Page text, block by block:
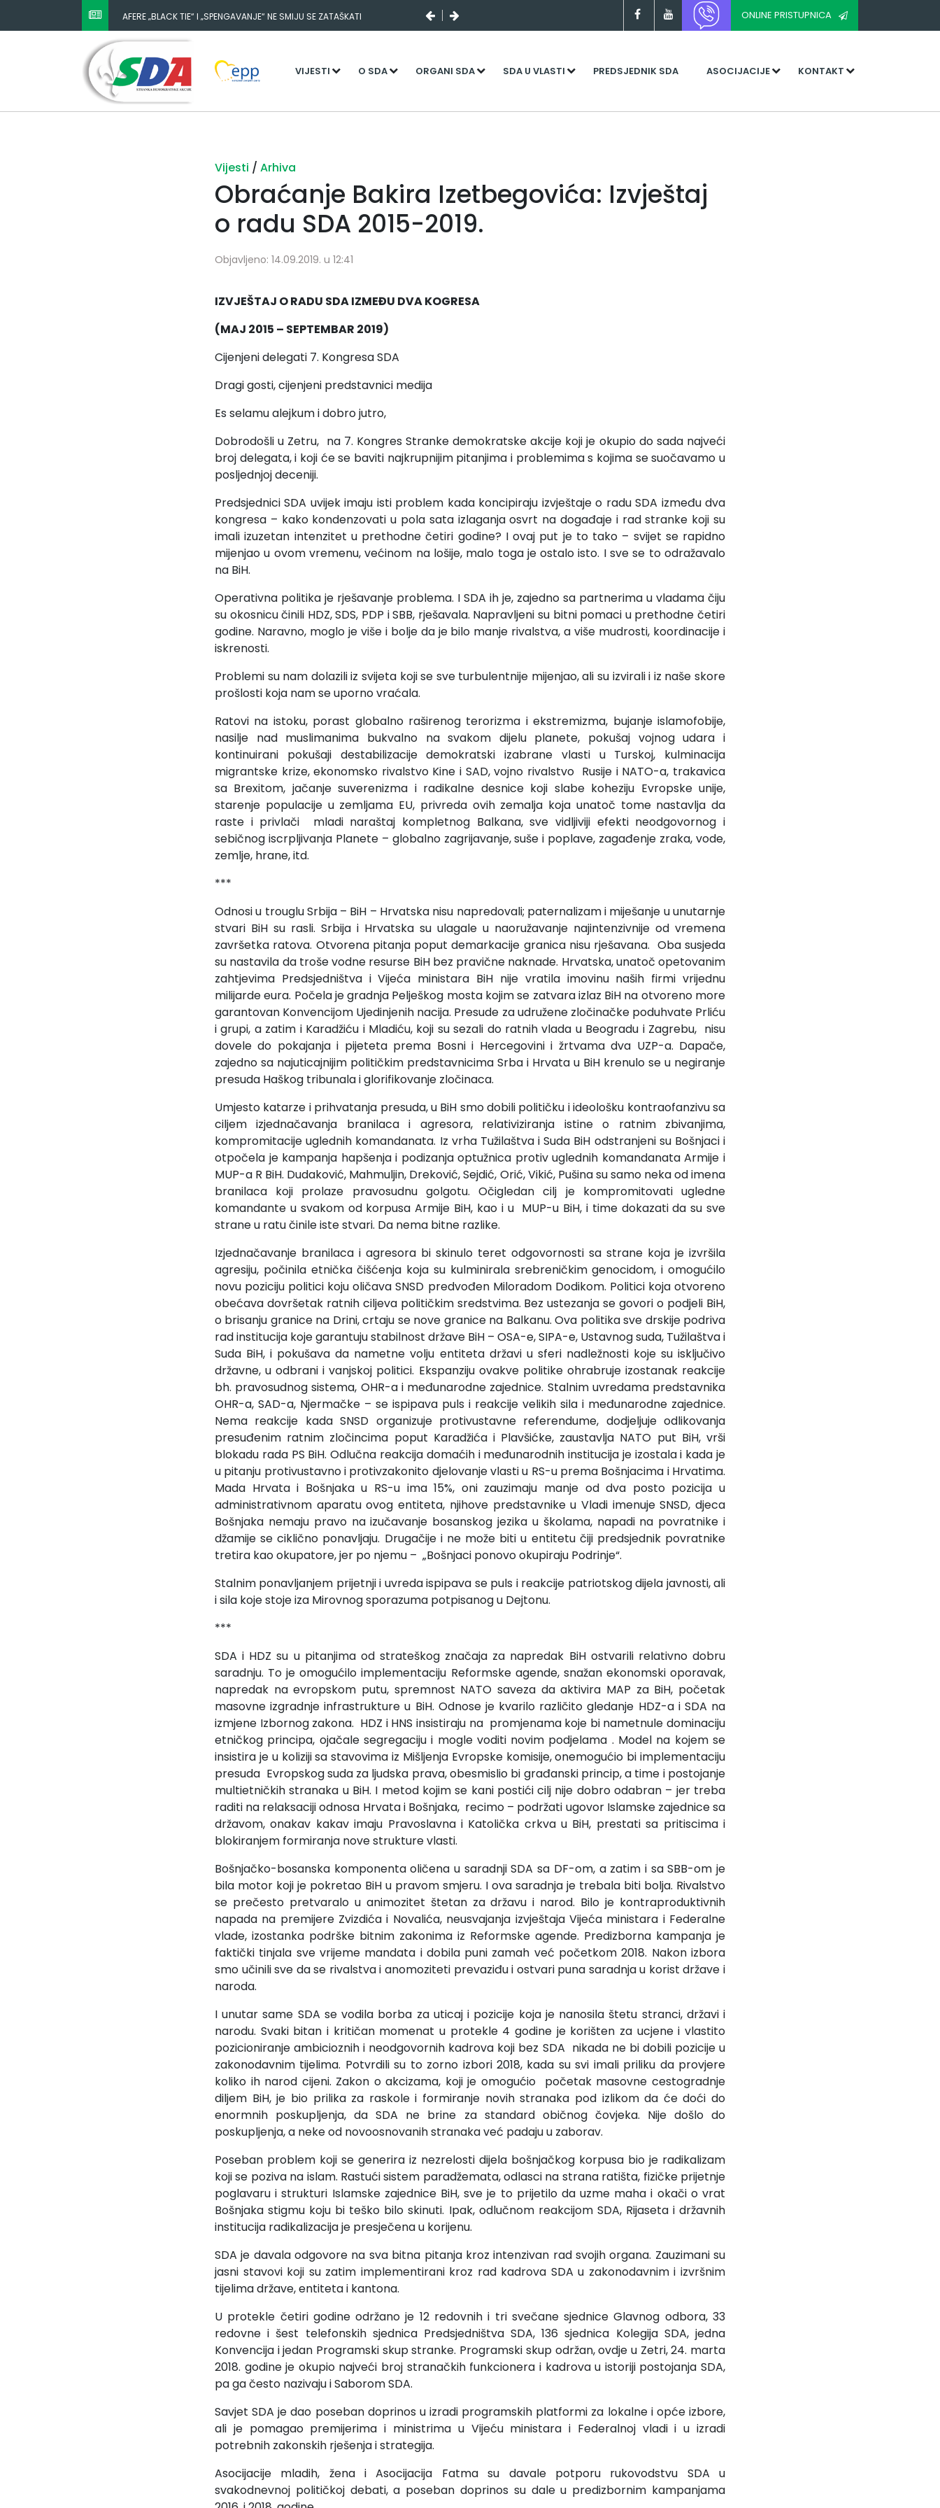
AFERE „BLACK TIE“ I „SPENGAVANJE“ NE SMIJU SE ZATAŠKATI ONLINE PRISTUPNICA
VIJESTI O SDA ORGANI SDA SDA U VLASTI PREDSJEDNIK SDA ASOCIJACIJE KONTAKT
Vijesti / Arhiva
Obraćanje Bakira Izetbegovića: Izvještaj
o radu SDA 2015-2019.
Objavljeno: 14.09.2019. u 12:41
IZVJEŠTAJ O RADU SDA IZMEĐU DVA KOGRESA
(MAJ 2015 – SEPTEMBAR 2019)
Cijenjeni delegati 7. Kongresa SDA
Dragi gosti, cijenjeni predstavnici medija
Es selamu alejkum i dobro jutro,
Dobrodošli u Zetru, na 7. Kongres Stranke demokratske akcije koji je okupio do sada najveći
broj delegata, i koji će se baviti najkrupnijim pitanjima i problemima s kojima se suočavamo u
posljednjoj deceniji.
Predsjednici SDA uvijek imaju isti problem kada koncipiraju izvještaje o radu SDA između dva
kongresa – kako kondenzovati u pola sata izlaganja osvrt na događaje i rad stranke koji su
imali izuzetan intenzitet u prethodne četiri godine? I ovaj put je to tako – svijet se rapidno
mijenjao u ovom vremenu, većinom na lošije, malo toga je ostalo isto. I sve se to odražavalo
na BiH.
Operativna politika je rješavanje problema. I SDA ih je, zajedno sa partnerima u vladama čiju
su okosnicu činili HDZ, SDS, PDP i SBB, rješavala. Napravljeni su bitni pomaci u prethodne četiri
godine. Naravno, moglo je više i bolje da je bilo manje rivalstva, a više mudrosti, koordinacije i
iskrenosti.
Problemi su nam dolazili iz svijeta koji se sve turbulentnije mijenjao, ali su izvirali i iz naše skore
prošlosti koja nam se uporno vraćala.
Ratovi na istoku, porast globalno raširenog terorizma i ekstremizma, bujanje islamofobije,
nasilje nad muslimanima bukvalno na svakom dijelu planete, pokušaj vojnog udara i
kontinuirani pokušaji destabilizacije demokratski izabrane vlasti u Turskoj, kulminacija
migrantske krize, ekonomsko rivalstvo Kine i SAD, vojno rivalstvo Rusije i NATO-a, trakavica
sa Brexitom, jačanje suverenizma i radikalne desnice koji slabe koheziju Evropske unije,
starenje populacije u zemljama EU, privreda ovih zemalja koja unatoč tome nastavlja da
raste i privlači mladi naraštaj kompletnog Balkana, sve vidljiviji efekti neodgovornog i
sebičnog iscrpljivanja Planete – globalno zagrijavanje, suše i poplave, zagađenje zraka, vode,
zemlje, hrane, itd.
***
Odnosi u trouglu Srbija – BiH – Hrvatska nisu napredovali; paternalizam i miješanje u unutarnje
stvari BiH su rasli. Srbija i Hrvatska su ulagale u naoružavanje najintenzivnije od vremena
završetka ratova. Otvorena pitanja poput demarkacije granica nisu rješavana. Oba susjeda
su nastavila da troše vodne resurse BiH bez pravične naknade. Hrvatska, unatoč opetovanim
zahtjevima Predsjedništva i Vijeća ministara BiH nije vratila imovinu naših firmi vrijednu
milijarde eura. Počela je gradnja Pelješkog mosta kojim se zatvara izlaz BiH na otvoreno more
garantovan Konvencijom Ujedinjenih nacija. Presude za udružene zločinačke poduhvate Prliću
i grupi, a zatim i Karadžiću i Mladiću, koji su sezali do ratnih vlada u Beogradu i Zagrebu, nisu
dovele do pokajanja i pijeteta prema Bosni i Hercegovini i žrtvama dva UZP-a. Dapače,
zajedno sa najuticajnijim političkim predstavnicima Srba i Hrvata u BiH krenulo se u negiranje
presuda Haškog tribunala i glorifikovanje zločinaca.
Umjesto katarze i prihvatanja presuda, u BiH smo dobili političku i ideološku kontraofanzivu sa
ciljem izjednačavanja branilaca i agresora, relativiziranja istine o ratnim zbivanjima,
kompromitacije uglednih komandanata. Iz vrha Tužilaštva i Suda BiH odstranjeni su Bošnjaci i
otpočela je kampanja hapšenja i podizanja optužnica protiv uglednih komandanata Armije i
MUP-a R BiH. Dudaković, Mahmuljin, Dreković, Sejdić, Orić, Vikić, Pušina su samo neka od imena
branilaca koji prolaze pravosudnu golgotu. Očigledan cilj je kompromitovati ugledne
komandante u svakom od korpusa Armije BiH, kao i u MUP-u BiH, i time dokazati da su sve
strane u ratu činile iste stvari. Da nema bitne razlike.
Izjednačavanje branilaca i agresora bi skinulo teret odgovornosti sa strane koja je izvršila
agresiju, počinila etnička čišćenja koja su kulminirala srebreničkim genocidom, i omogućilo
novu poziciju politici koju oličava SNSD predvođen Miloradom Dodikom. Politici koja otvoreno
obećava dovršetak ratnih ciljeva političkim sredstvima. Bez ustezanja se govori o podjeli BiH,
o brisanju granice na Drini, crtaju se nove granice na Balkanu. Ova politika sve drskije podriva
rad institucija koje garantuju stabilnost države BiH – OSA-e, SIPA-e, Ustavnog suda, Tužilaštva i
Suda BiH, i pokušava da nametne volju entiteta državi u sferi nadležnosti koje su isključivo
državne, u odbrani i vanjskoj politici. Ekspanziju ovakve politike ohrabruje izostanak reakcije
bh. pravosudnog sistema, OHR-a i međunarodne zajednice. Stalnim uvredama predstavnika
OHR-a, SAD-a, Njermačke – se ispipava puls i reakcije velikih sila i međunarodne zajednice.
Nema reakcije kada SNSD organizuje protivustavne referendume, dodjeljuje odlikovanja
presuđenim ratnim zločincima poput Karadžića i Plavšićke, zaustavlja NATO put BiH, vrši
blokadu rada PS BiH. Odlučna reakcija domaćih i međunarodnih institucija je izostala i kada je
u pitanju protivustavno i protivzakonito djelovanje vlasti u RS-u prema Bošnjacima i Hrvatima.
Mada Hrvata i Bošnjaka u RS-u ima 15%, oni zauzimaju manje od dva posto pozicija u
administrativnom aparatu ovog entiteta, njihove predstavnike u Vladi imenuje SNSD, djeca
Bošnjaka nemaju pravo na izučavanje bosanskog jezika u školama, napadi na povratnike i
džamije se ciklično ponavljaju. Drugačije i ne može biti u entitetu čiji predsjednik povratnike
tretira kao okupatore, jer po njemu – „Bošnjaci ponovo okupiraju Podrinje“.
Stalnim ponavljanjem prijetnji i uvreda ispipava se puls i reakcije patriotskog dijela javnosti, ali
i sila koje stoje iza Mirovnog sporazuma potpisanog u Dejtonu.
***
SDA i HDZ su u pitanjima od strateškog značaja za napredak BiH ostvarili relativno dobru
saradnju. To je omogućilo implementaciju Reformske agende, snažan ekonomski oporavak,
napredak na evropskom putu, spremnost NATO saveza da aktivira MAP za BiH, početak
masovne izgradnje infrastrukture u BiH. Odnose je kvarilo različito gledanje HDZ-a i SDA na
izmjene Izbornog zakona. HDZ i HNS insistiraju na promjenama koje bi nametnule dominaciju
etničkog principa, ojačale segregaciju i mogle voditi novim podjelama . Model na kojem se
insistira je u koliziji sa stavovima iz Mišljenja Evropske komisije, onemogućio bi implementaciju
presuda Evropskog suda za ljudska prava, obesmislio bi građanski princip, a time i postojanje
multietničkih stranaka u BiH. I metod kojim se kani postići cilj nije dobro odabran – jer treba
raditi na relaksaciji odnosa Hrvata i Bošnjaka, recimo – podržati ugovor Islamske zajednice sa
državom, onakav kakav imaju Pravoslavna i Katolička crkva u BiH, prestati sa pritiscima i
blokiranjem formiranja nove strukture vlasti.
Bošnjačko-bosanska komponenta oličena u saradnji SDA sa DF-om, a zatim i sa SBB-om je
bila motor koji je pokretao BiH u pravom smjeru. I ova saradnja je trebala biti bolja. Rivalstvo
se prečesto pretvaralo u animozitet štetan za državu i narod. Bilo je kontraproduktivnih
napada na premijere Zvizdića i Novalića, neusvajanja izvještaja Vijeća ministara i Federalne
vlade, izostanka podrške bitnim zakonima iz Reformske agende. Predizborna kampanja je
faktički tinjala sve vrijeme mandata i dobila puni zamah već početkom 2018. Nakon izbora
smo učinili sve da se rivalstva i anomoziteti prevaziđu i ostvari puna saradnja u korist države i
naroda.
I unutar same SDA se vodila borba za uticaj i pozicije koja je nanosila štetu stranci, državi i
narodu. Svaki bitan i kritičan momenat u protekle 4 godine je korišten za ucjene i vlastito
pozicioniranje ambicioznih i neodgovornih kadrova koji bez SDA nikada ne bi dobili pozicije u
zakonodavnim tijelima. Potvrdili su to zorno izbori 2018, kada su svi imali priliku da provjere
koliko ih narod cijeni. Zakon o akcizama, koji je omogućio početak masovne cestogradnje
diljem BiH, je bio prilika za raskole i formiranje novih stranaka pod izlikom da će doći do
enormnih poskupljenja, da SDA ne brine za standard običnog čovjeka. Nije došlo do
poskupljenja, a neke od novoosnovanih stranaka već padaju u zaborav.
Poseban problem koji se generira iz nezrelosti dijela bošnjačkog korpusa bio je radikalizam
koji se poziva na islam. Rastući sistem paradžemata, odlasci na strana ratišta, fizičke prijetnje
poglavaru i strukturi Islamske zajednice BiH, sve je to prijetilo da uzme maha i okači o vrat
Bošnjaka stigmu koju bi teško bilo skinuti. Ipak, odlučnom reakcijom SDA, Rijaseta i državnih
institucija radikalizacija je presječena u korijenu.
SDA je davala odgovore na sva bitna pitanja kroz intenzivan rad svojih organa. Zauzimani su
jasni stavovi koji su zatim implementirani kroz rad kadrova SDA u zakonodavnim i izvršnim
tijelima države, entiteta i kantona.
U protekle četiri godine održano je 12 redovnih i tri svečane sjednice Glavnog odbora, 33
redovne i šest telefonskih sjednica Predsjedništva SDA, 136 sjednica Kolegija SDA, jedna
Konvencija i jedan Programski skup stranke. Programski skup održan, ovdje u Zetri, 24. marta
2018. godine je okupio najveći broj stranačkih funkcionera i kadrova u istoriji postojanja SDA,
pa ga često nazivaju i Saborom SDA.
Savjet SDA je dao poseban doprinos u izradi programskih platformi za lokalne i opće izbore,
ali je pomagao premijerima i ministrima u Vijeću ministara i Federalnoj vladi i u izradi
potrebnih zakonskih rješenja i strategija.
Asocijacije mladih, žena i Asocijacija Fatma su davale potporu rukovodstvu SDA u
svakodnevnoj političkoj debati, a poseban doprinos su dale u predizbornim kampanjama